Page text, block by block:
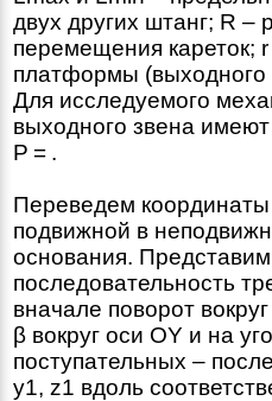
двух других штанг; R –
перемещения кареток;
платформы (выходного
Для исследуемого
выходного звена
P = .
Переведем координаты
подвижной в
основания.
последовательность
вначале поворот
β вокруг оси OY и на
поступательных –
у1, z1 вдоль